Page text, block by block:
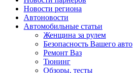
Новости региона
Автоновости
Автомобильные статьи
Женщина за рулем
Безопасность Вашего авто
Ремонт Ваз
Тюнинг
Обзоры, тесты